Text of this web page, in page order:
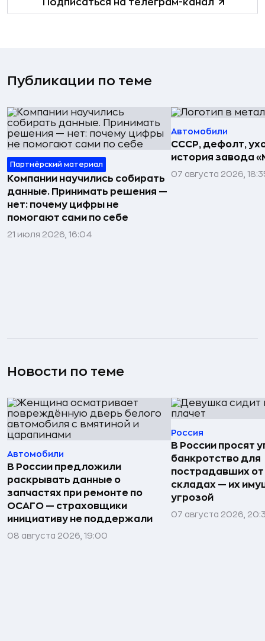
Подписаться на телеграм-канал
Публикации по теме
Партнёрский материал
Компании научились собирать
данные. Принимать решения —
нет: почему цифры не
помогают сами по себе
21 июля 2026, 16:04
Автомобили
СССР, дефолт,
история завода
07 августа 2026,
Новости по теме
Автомобили
В России предложили
раскрывать данные о
запчастях при ремонте по
ОСАГО — страховщики
инициативу не поддержали
08 августа 2026, 19:00
Россия
В России просят
банкротство для
пострадавших
складах — их
угрозой
07 августа 2026,